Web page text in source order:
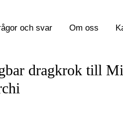
och svar Om oss
dragkrok till